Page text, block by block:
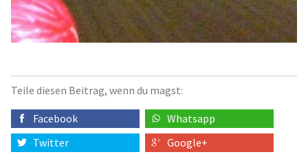
Teile diesen Beitrag, wenn du magst:
Facebook
Whatsapp
Twitter
Google+